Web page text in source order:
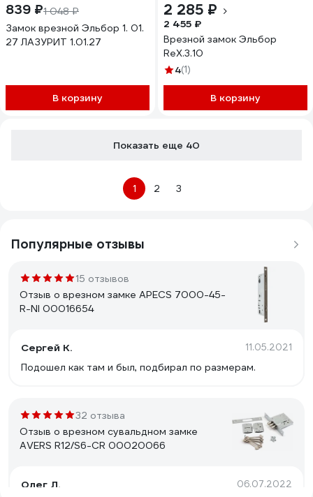
839 ₽1 048 ₽
Замок врезной Эльбор 1. 01.
27 ЛАЗУРИТ 1.01.27
В корзину
2 285 ₽
2 455 ₽
Врезной замок Эльбор
RеХ.3.10
4(1)
В корзину
Показать еще 40
1 2 3
Популярные отзывы
15 отзывов
Отзыв о врезном замке APECS 7000-45-
R-NI 00016654
Сергей К. 11.05.2021
Подошел как там и был, подбирал по размерам.
32 отзыва
Отзыв о врезном сувальдном замке
AVERS R12/S6-CR 00020066
Олег Л. 06.07.2022